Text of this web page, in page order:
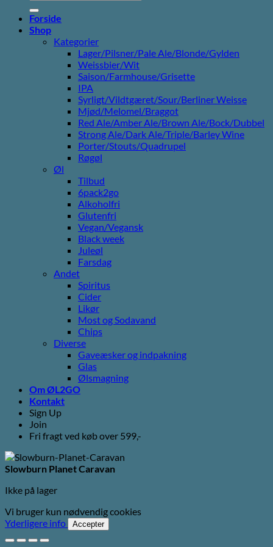
efter:
Forside
Shop
Kategorier
Lager/Pilsner/Pale Ale/Blonde/Gylden
Weissbier/Wit
Saison/Farmhouse/Grisette
IPA
Syrligt/Vildtgæret/Sour/Berliner Weisse
Mjød/Melomel/Braggot
Red Ale/Amber Ale/Brown Ale/Bock/Dubbel
Strong Ale/Dark Ale/Triple/Barley Wine
Porter/Stouts/Quadrupel
Røgøl
Øl
Tilbud
6pack2go
Alkoholfri
Glutenfri
Vegan/Vegansk
Black week
Juleøl
Farsdag
Andet
Spiritus
Cider
Likør
Most og Sodavand
Chips
Diverse
Gaveæsker og indpakning
Glas
Ølsmagning
Om ØL2GO
Kontakt
Sign Up
Join
Fri fragt ved køb over 599,-
Slowburn Planet Caravan
Ikke på lager
Vi bruger kun nødvendig cookies
Yderligere info
Accepter